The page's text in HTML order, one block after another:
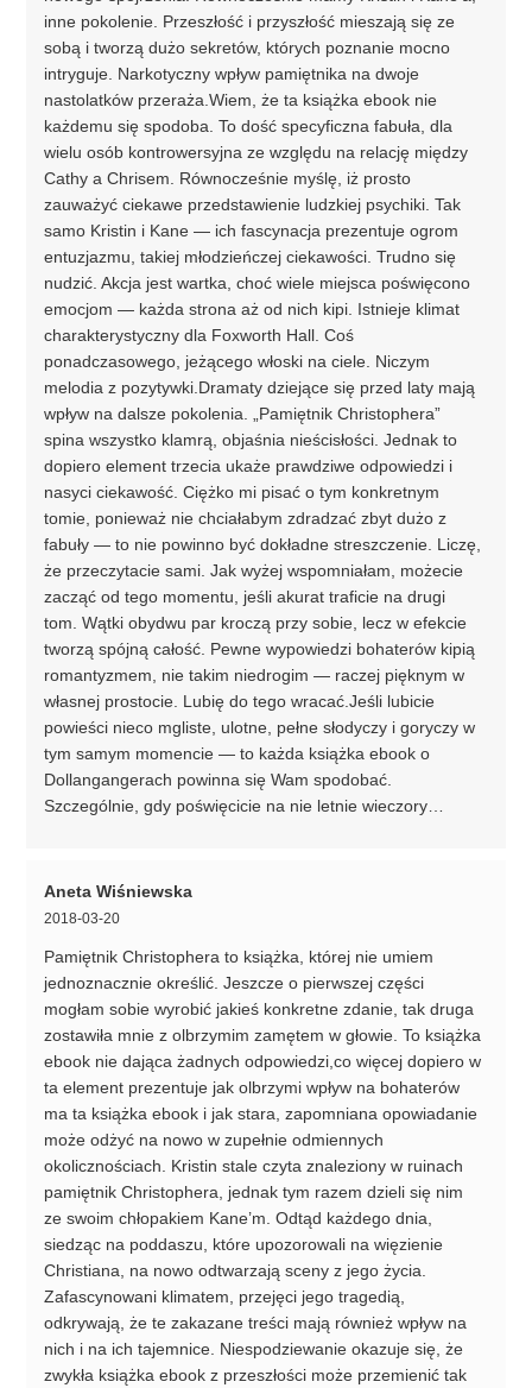
inne pokolenie. Przeszłość i przyszłość mieszają się ze
sobą i tworzą dużo sekretów, których poznanie mocno
intryguje. Narkotyczny wpływ pamiętnika na dwoje
nastolatków przeraża.Wiem, że ta książka ebook nie
każdemu się spodoba. To dość specyficzna fabuła, dla
wielu osób kontrowersyjna ze względu na relację między
Cathy a Chrisem. Równocześnie myślę, iż prosto
zauważyć ciekawe przedstawienie ludzkiej psychiki. Tak
samo Kristin i Kane — ich fascynacja prezentuje ogrom
entuzjazmu, takiej młodzieńczej ciekawości. Trudno się
nudzić. Akcja jest wartka, choć wiele miejsca poświęcono
emocjom — każda strona aż od nich kipi. Istnieje klimat
charakterystyczny dla Foxworth Hall. Coś
ponadczasowego, jeżącego włoski na ciele. Niczym
melodia z pozytywki.Dramaty dziejące się przed laty mają
wpływ na dalsze pokolenia. „Pamiętnik Christophera”
spina wszystko klamrą, objaśnia nieścisłości. Jednak to
dopiero element trzecia ukaże prawdziwe odpowiedzi i
nasyci ciekawość. Ciężko mi pisać o tym konkretnym
tomie, ponieważ nie chciałabym zdradzać zbyt dużo z
fabuły — to nie powinno być dokładne streszczenie. Liczę,
że przeczytacie sami. Jak wyżej wspomniałam, możecie
zacząć od tego momentu, jeśli akurat traficie na drugi
tom. Wątki obydwu par kroczą przy sobie, lecz w efekcie
tworzą spójną całość. Pewne wypowiedzi bohaterów kipią
romantyzmem, nie takim niedrogim — raczej pięknym w
własnej prostocie. Lubię do tego wracać.Jeśli lubicie
powieści nieco mgliste, ulotne, pełne słodyczy i goryczy w
tym samym momencie — to każda książka ebook o
Dollangangerach powinna się Wam spodobać.
Szczególnie, gdy poświęcicie na nie letnie wieczory…
Aneta Wiśniewska
2018-03-20
Pamiętnik Christophera to książka, której nie umiem
jednoznacznie określić. Jeszcze o pierwszej części
mogłam sobie wyrobić jakieś konkretne zdanie, tak druga
zostawiła mnie z olbrzymim zamętem w głowie. To książka
ebook nie dająca żadnych odpowiedzi,co więcej dopiero w
ta element prezentuje jak olbrzymi wpływ na bohaterów
ma ta książka ebook i jak stara, zapomniana opowiadanie
może odżyć na nowo w zupełnie odmiennych
okolicznościach. Kristin stale czyta znaleziony w ruinach
pamiętnik Christophera, jednak tym razem dzieli się nim
ze swoim chłopakiem Kane’m. Odtąd każdego dnia,
siedząc na poddaszu, które upozorowali na więzienie
Christiana, na nowo odtwarzają sceny z jego życia.
Zafascynowani klimatem, przejęci jego tragedią,
odkrywają, że te zakazane treści mają również wpływ na
nich i na ich tajemnice. Niespodziewanie okazuje się, że
zwykła książka ebook z przeszłości może przemienić tak